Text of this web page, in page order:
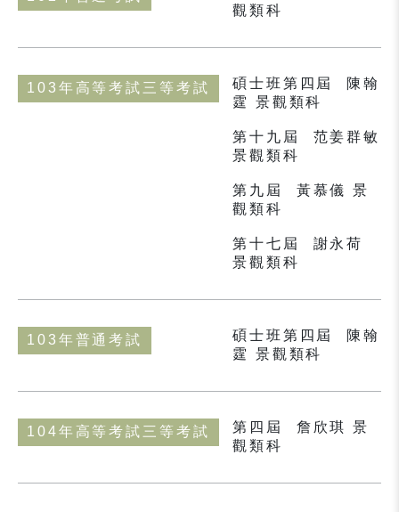
觀類科
103年高等考試三等考試 碩士班第四屆
陳翰
霆 景觀類科
第十九屆
范姜群敏
景觀類科
第九屆
黃慕儀 景
觀類科
第十七屆
謝永荷
景觀類科
103年普通考試 碩士班第四屆
陳翰
霆 景觀類科
104年高等考試三等考試 第四屆
詹欣琪 景
觀類科